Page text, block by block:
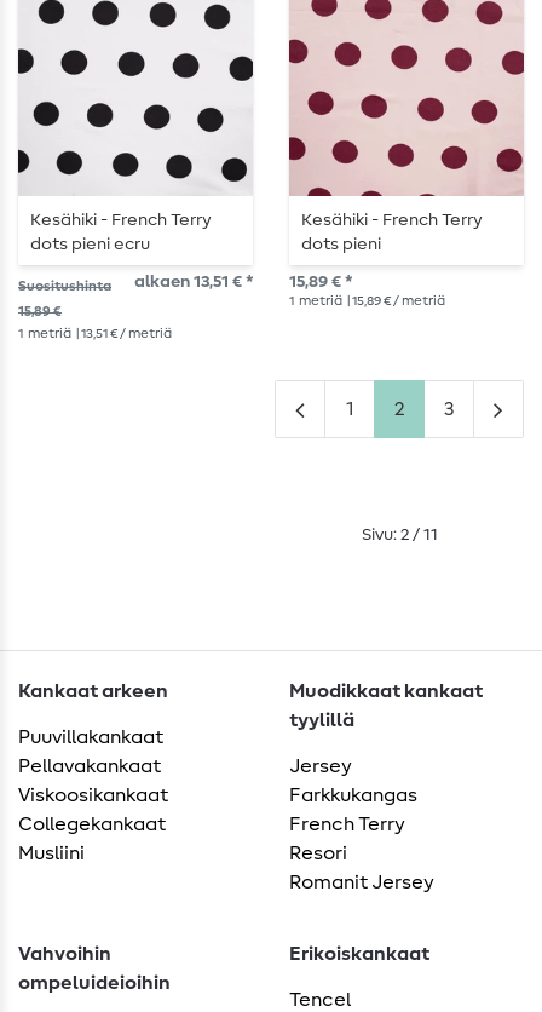
Kesähiki - French Terry
dots pieni ecru
Suositushinta
15,89 €
alkaen 13,51 € *
1 metriä | 13,51 € / metriä
Kesähiki - French Terry
dots pieni
vaaleanpunainen
15,89 € *
1 metriä | 15,89 € / metriä
1 2 3
Sivu: 2 / 11
Kankaat arkeen
Puuvillakankaat
Pellavakankaat
Viskoosikankaat
Collegekankaat
Musliini
Muodikkaat kankaat
tyylillä
Jersey
Farkkukangas
French Terry
Resori
Romanit Jersey
Vahvoihin
ompeluideioihin
Erikoiskankaat
Tencel